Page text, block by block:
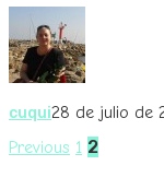
cuqui28 de julio de
Previous 1 2